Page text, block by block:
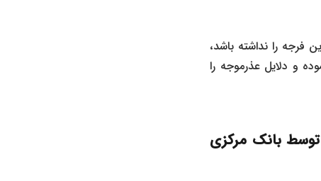
فرجه را نداشته باشد،
و دلایل عذرموجه را
بانک مرکزی